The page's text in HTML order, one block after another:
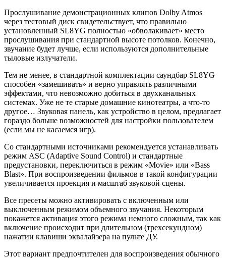
Прослушивание демонстрационных клипов Dolby Atmos
через тестовый диск свидетельствует, что правильно
установленный SL8YG полностью «обволакивает» место
прослушивания при стандартной высоте потолков. Конечно,
звучание будет лучше, если используются дополнительные
тыловые излучатели.
Тем не менее, в стандартной комплектации саундбар SL8YG
способен «замешивать» и верно управлять различными
эффектами, что невозможно добиться в двухканальных
системах. Уже не те старые домашние кинотеатры, а что-то
другое… Звуковая панель, как устройство в целом, предлагает
гораздо больше возможностей для настройки пользователем
(если мы не касаемся игр).
Со стандартными источниками рекомендуется устанавливать
режим ASC (Adaptive Sound Control) и стандартные
предустановки, переключиться в режим «Movie» или «Bass
Blast». При воспроизведении фильмов в такой конфигурации
увеличивается проекция и масштаб звуковой сцены.
Все пресеты можно активировать с включенным или
выключенным режимом объемного звучания. Некоторым
покажется активация этого режима немного сложным, так как
включение происходит при длительном (трехсекундном)
нажатии клавиши эквалайзера на пульте ДУ.
Этот вариант предпочтителен для воспроизведения обычного